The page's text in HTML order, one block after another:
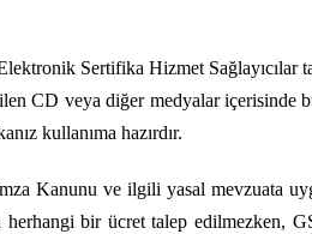
Sertifika Hizmet Sağlayıcılar
CD veya diğer medyalar içerisinde
kullanıma hazırdır.
Kanunu ve ilgili yasal mevzuata
bir ücret talep edilmezken,